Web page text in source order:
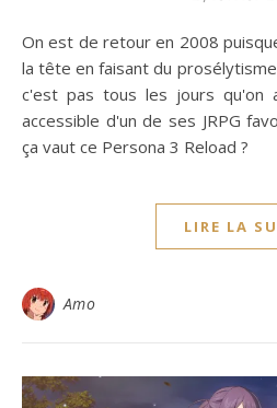
On est de retour en 2008 puisque je reviens vous prendre
la tête en faisant du
c'est pas tous les jours qu'on
accessible d'un de ses JRPG
ça vaut ce Persona 3 Reload ?
LIRE LA
Amo